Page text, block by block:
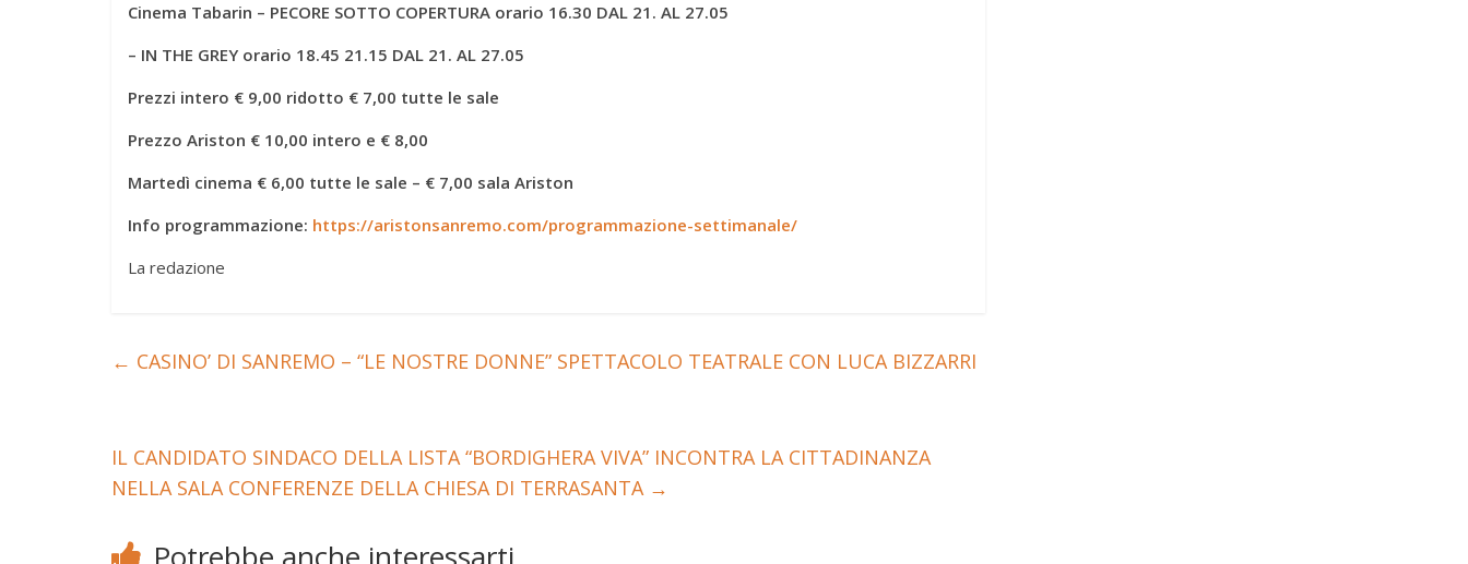
Cinema Tabarin – PECORE SOTTO COPERTURA orario 16.30 DAL 21. AL 27.05
– IN THE GREY orario 18.45 21.15 DAL 21. AL 27.05
Prezzi intero € 9,00 ridotto € 7,00 tutte le sale
Prezzo Ariston € 10,00 intero e € 8,00
Martedì cinema € 6,00 tutte le sale – € 7,00 sala Ariston
Info programmazione: https://aristonsanremo.com/programmazione-settimanale/
La redazione
← CASINO’ DI SANREMO – “LE NOSTRE DONNE” SPETTACOLO TEATRALE CON LUCA BIZZARRI
IL CANDIDATO SINDACO DELLA LISTA “BORDIGHERA VIVA” INCONTRA LA CITTADINANZA
NELLA SALA CONFERENZE DELLA CHIESA DI TERRASANTA →